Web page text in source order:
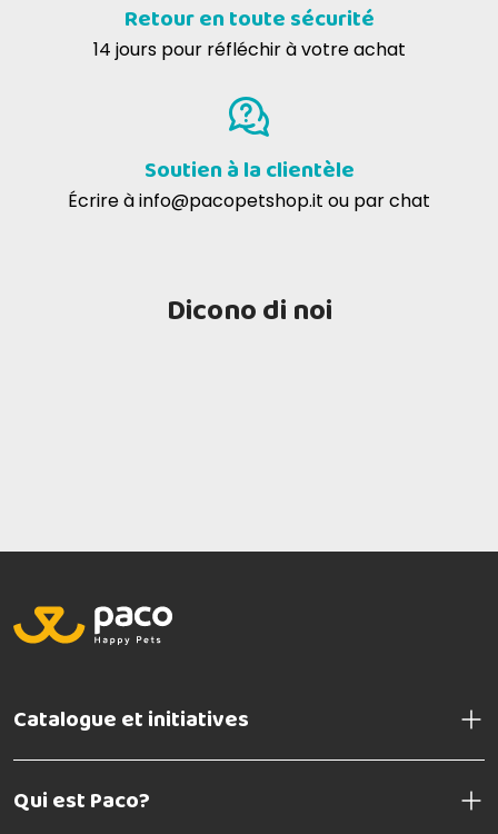
Retour en toute sécurité
14 jours pour réfléchir à votre achat
Soutien à la clientèle
Écrire àinfo@pacopetshop.it ou par chat
Dicono di noi
Catalogue et initiatives
Qui est Paco?